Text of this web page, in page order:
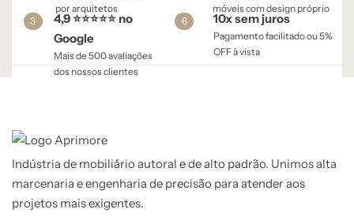
por arquitetos
móveis com design próprio
3
4,9 ⭐⭐⭐⭐⭐ no
Google
Mais de 500 avaliações
dos nossos clientes
6 10x sem juros
Pagamento facilitado ou 5%
OFF à vista​
Indústria de mobiliário autoral e de alto padrão. Unimos alta
marcenaria e engenharia de precisão para atender aos
projetos mais exigentes.